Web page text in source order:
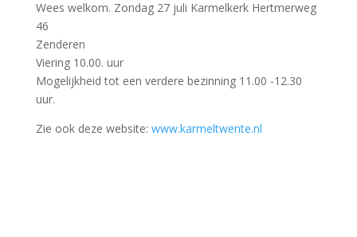
Wees welkom. Zondag 27 juli Karmelkerk Hertmerweg
46
Zenderen
Viering 10.00. uur
Mogelijkheid tot een verdere bezinning 11.00 -12.30
uur.
Zie ook deze website: www.karmeltwente.nl